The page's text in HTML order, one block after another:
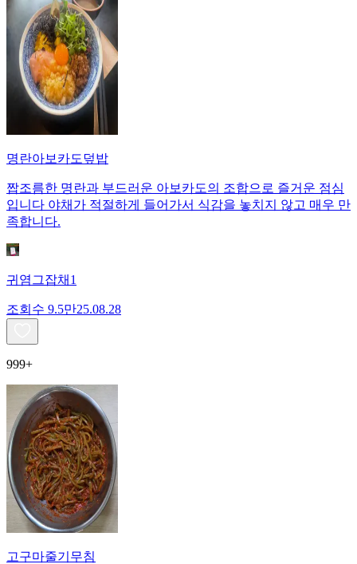
명란아보카도덮밥
짭조름한 명란과 부드러운 아보카도의 조합으로 즐거운 점심
입니다 야채가 적절하게 들어가서 식감을 놓치지 않고 매우 만
족합니다.
귀염그잡채1
조회수 9.5만25.08.28
999+
고구마줄기무침